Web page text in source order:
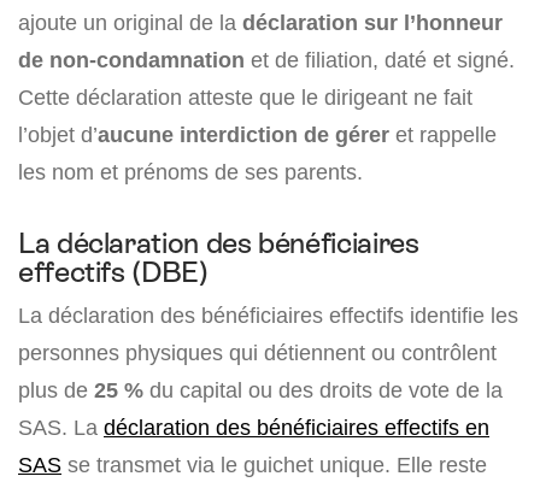
ajoute un original de la déclaration sur l’honneur
de non-condamnation et de filiation, daté et signé.
Cette déclaration atteste que le dirigeant ne fait
l’objet d’aucune interdiction de gérer et rappelle
les nom et prénoms de ses parents.
La déclaration des bénéficiaires
effectifs (DBE)
La déclaration des bénéficiaires effectifs identifie les
personnes physiques qui détiennent ou contrôlent
plus de 25 % du capital ou des droits de vote de la
SAS. La déclaration des bénéficiaires effectifs en
SAS se transmet via le guichet unique. Elle reste